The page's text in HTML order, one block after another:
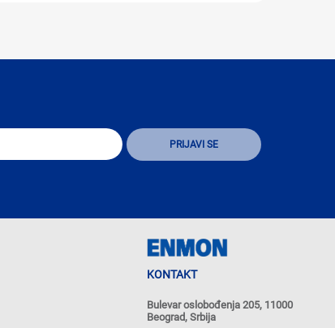
KONTAKT
Bulevar oslobođenja 205, 11000
Beograd, Srbija